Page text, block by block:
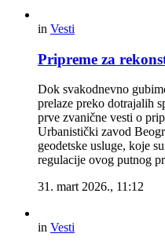
in Vesti
Pripreme za
Dok svakodnevno
prelaze preko dotrajalih
prve zvanične vesti o
Urbanistički zavod
geodetske usluge, koje
regulacije ovog putnog
31. mart 2026., 11:12
in Vesti